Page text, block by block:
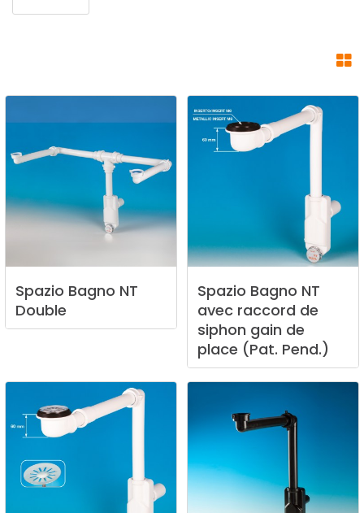
Spazio Bagno NT
Double
Spazio Bagno NT
avec raccord de
siphon gain de
place (Pat. Pend.)